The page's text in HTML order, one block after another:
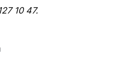
10 47.